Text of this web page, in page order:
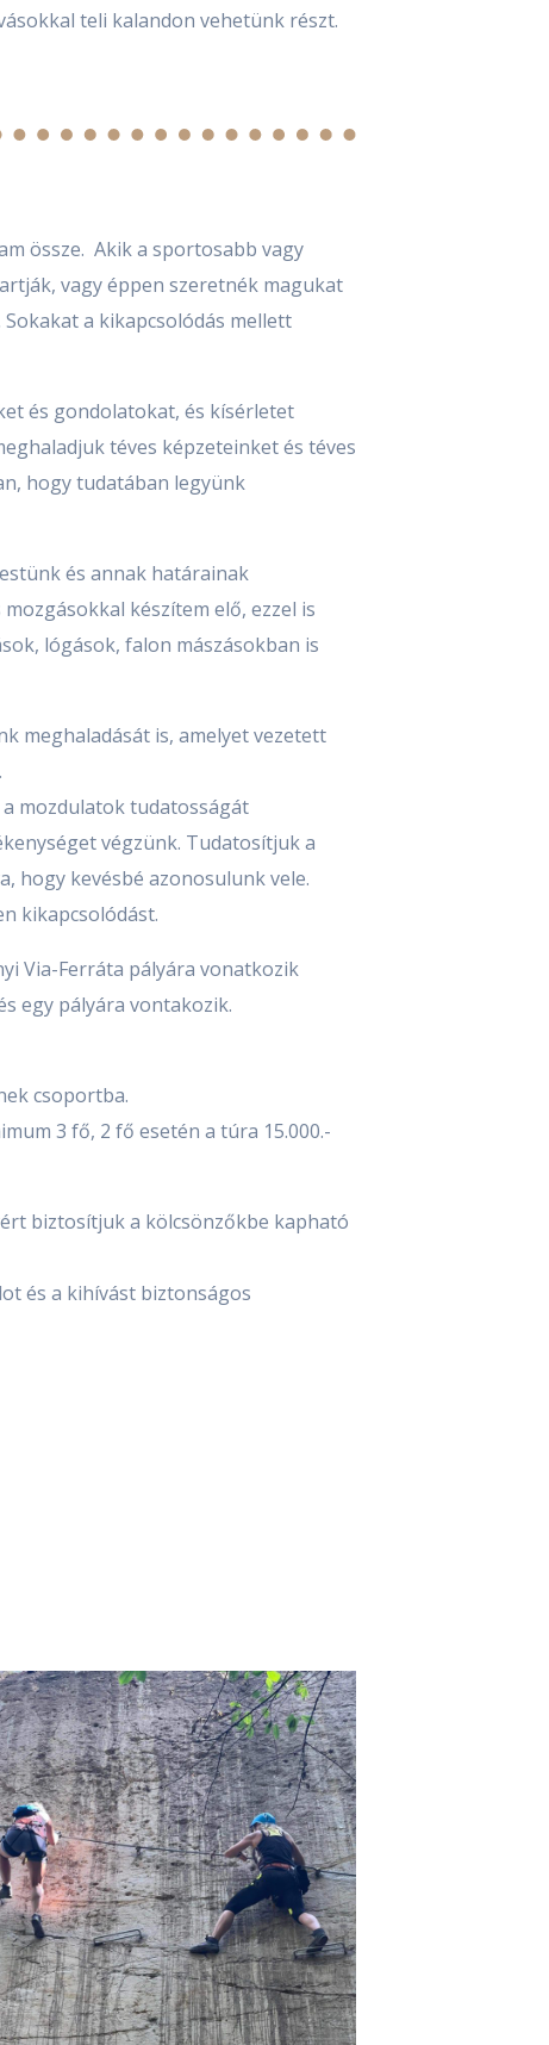
teli kalandon vehetünk részt.
össze. Akik a sportosabb vagy
vagy éppen szeretnék magukat
a kikapcsolódás mellett
és gondolatokat, és kísérletet
téves képzeteinket és téves
hogy tudatában legyünk
és annak határainak
készítem elő, ezzel is
lógások, falon mászásokban is
meghaladását is, amelyet vezetett
mozdulatok tudatosságát
végzünk. Tudatosítjuk a
hogy kevésbé azonosulunk vele.
kikapcsolódást.
Via-Ferráta pályára vonatkozik
egy pályára vontakozik.
csoportba.
3 fő, 2 fő esetén a túra 15.000.-
biztosítjuk a kölcsönzőkbe kapható
és a kihívást biztonságos